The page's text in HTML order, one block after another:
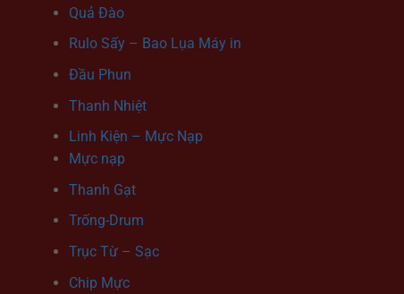
Quả Đào
Rulo Sấy – Bao Lụa Máy in
Đầu Phun
Thanh Nhiệt
Linh Kiện – Mực Nạp
Mực nạp
Thanh Gạt
Trống-Drum
Trục Từ – Sạc
Chip Mực